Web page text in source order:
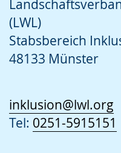
(LWL)
Stabsbereich
48133 Münster
inklusion@lwl.org
Tel: 0251-5915151